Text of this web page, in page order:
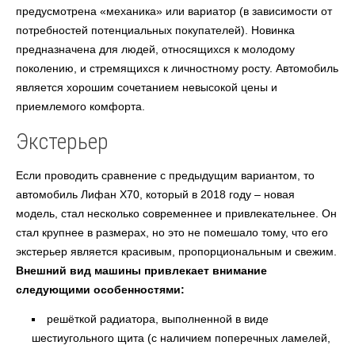
предусмотрена «механика» или вариатор (в зависимости от
потребностей потенциальных покупателей). Новинка
предназначена для людей, относящихся к молодому
поколению, и стремящихся к личностному росту. Автомобиль
является хорошим сочетанием невысокой цены и
приемлемого комфорта.
Экстерьер
Если проводить сравнение с предыдущим вариантом, то
автомобиль Лифан X70, который в 2018 году – новая
модель, стал несколько современнее и привлекательнее. Он
стал крупнее в размерах, но это не помешало тому, что его
экстерьер является красивым, пропорциональным и свежим.
Внешний вид машины привлекает внимание
следующими особенностями:
решёткой радиатора, выполненной в виде
шестиугольного щита (с наличием поперечных ламелей,